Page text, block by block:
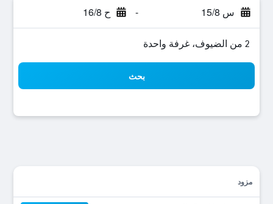
س 15/8 - ح 16/8
2 من الضيوف، غرفة واحدة
بحث
مزود